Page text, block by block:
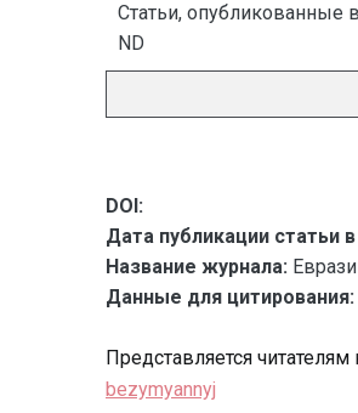
Статьи, опубликованные
ND
DOI:
Дата публикации статьи
Название журнала:
Данные для цитирования:
Представляется
bezymyannyj